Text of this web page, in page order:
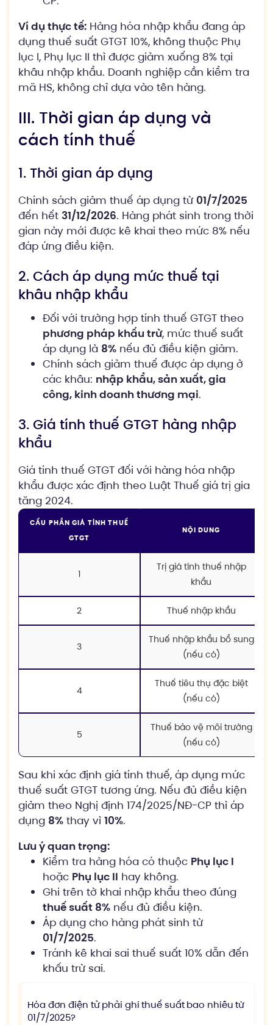
Ví dụ thực tế: Hàng hóa nhập khẩu đang áp
dụng thuế suất GTGT 10%, không thuộc Phụ
lục I, Phụ lục II thì được giảm xuống 8% tại
khâu nhập khẩu. Doanh nghiệp cần kiểm tra
mã HS, không chỉ dựa vào tên hàng.
III. Thời gian áp dụng và
cách tính thuế
1. Thời gian áp dụng
Chính sách giảm thuế áp dụng từ 01/7/2025
đến hết 31/12/2026. Hàng phát sinh trong thời
gian này mới được kê khai theo mức 8% nếu
đáp ứng điều kiện.
2. Cách áp dụng mức thuế tại
khâu nhập khẩu
Đối với trường hợp tính thuế GTGT theo
phương pháp khấu trừ, mức thuế suất
áp dụng là 8% nếu đủ điều kiện giảm.
Chính sách giảm thuế được áp dụng ở
các khâu: nhập khẩu, sản xuất, gia
công, kinh doanh thương mại.
3. Giá tính thuế GTGT hàng nhập
khẩu
Giá tính thuế GTGT đối với hàng hóa nhập
khẩu được xác định theo Luật Thuế giá trị gia
tăng 2024.
CẤU PHẦN GIÁ TÍNH THUẾ
GTGT
NỘI DUNG
1
Trị giá tính thuế nhập
khẩu
2 Thuế nhập khẩu
3
Thuế nhập khẩu bổ sung
(nếu có)
4
Thuế tiêu thụ đặc biệt
(nếu có)
5
Thuế bảo vệ môi trường
(nếu có)
Sau khi xác định giá tính thuế, áp dụng mức
thuế suất GTGT tương ứng. Nếu đủ điều kiện
giảm theo Nghị định 174/2025/NĐ-CP thì áp
dụng 8% thay vì 10%.
Lưu ý quan trọng:
Kiểm tra hàng hóa có thuộc Phụ lục I
hoặc Phụ lục II hay không.
Ghi trên tờ khai nhập khẩu theo đúng
thuế suất 8% nếu đủ điều kiện.
Áp dụng cho hàng phát sinh từ
01/7/2025.
Tránh kê khai sai thuế suất 10% dẫn đến
khấu trừ sai.
Hóa đơn điện tử phải ghi thuế suất bao nhiêu từ
01/7/2025?